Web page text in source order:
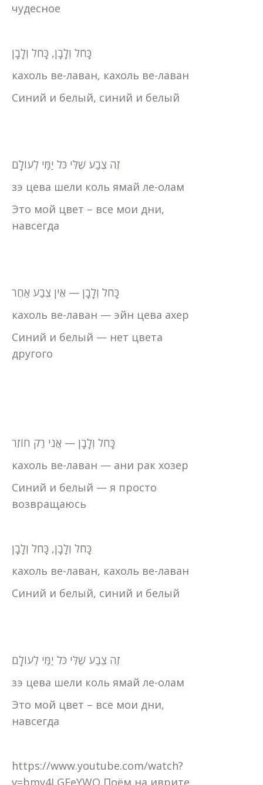
чудесное
כָּחֹל וְלָבָן, כָּחֹל וְלָבָן
кахоль ве-лаван, кахоль ве-лаван
Синий и белый, синий и белый
זֶה צֶבַע שֶׁלִּי כֹּל יַמַּי לְעוֹלָם
зэ цева шели коль ямай ле-олам
Это мой цвет – все мои дни,
навсегда
כָּחֹל וְלָבָן — אֵין צֶבַע אַחֵר
кахоль ве-лаван — эйн цева ахер
Синий и белый — нет цвета
другого
כָּחֹל וְלָבָן — אֲנִי רַק חוֹזֵר
кахоль ве-лаван — ани рак хозер
Синий и белый — я просто
возвращаюсь
כָּחֹל וְלָבָן, כָּחֹל וְלָבָן
кахоль ве-лаван, кахоль ве-лаван
Синий и белый, синий и белый
זֶה צֶבַע שֶׁלִּי כֹּל יַמַּי לְעוֹלָם
зэ цева шели коль ямай ле-олам
Это мой цвет – все мои дни,
навсегда
https://www.youtube.com/watch?